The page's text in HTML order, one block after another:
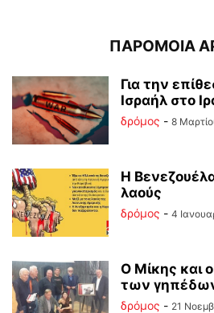
ΠΑΡΟΜΟΙΑ
Για την
Ισραήλ στο
δρόμος - 8
Η
λαούς
δρόμος - 4
Ο Μίκης και
των
δρόμος - 21